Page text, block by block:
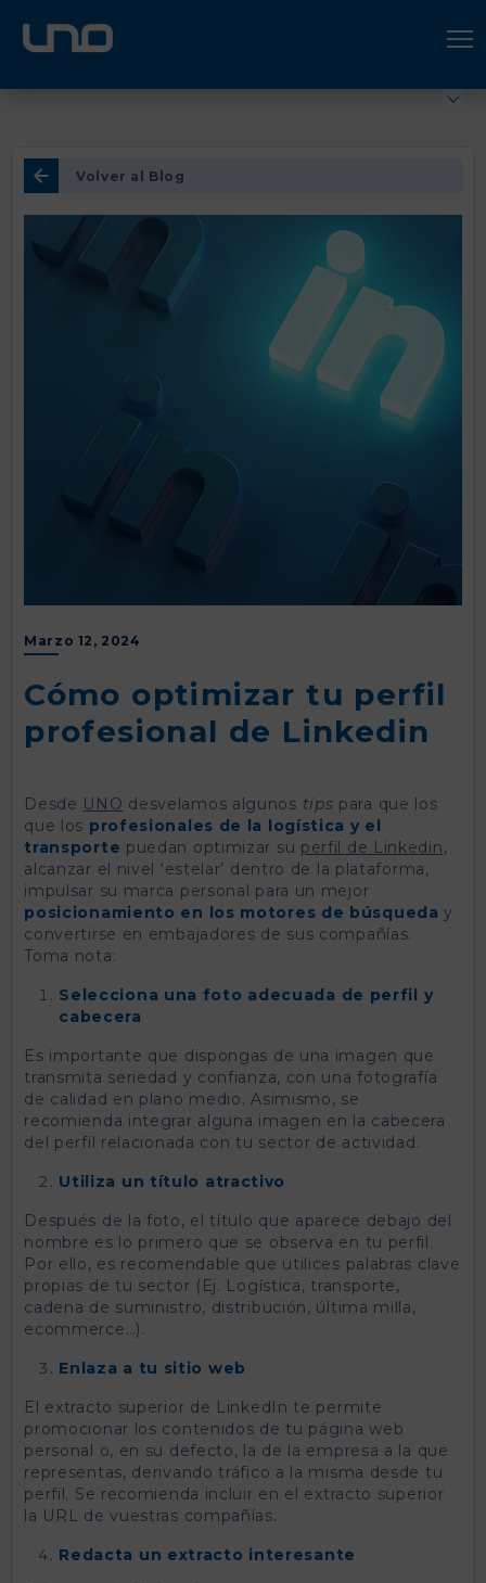
ÚNETE A UNO LOGÍSTICA
Volver al Blog
Marzo 12, 2024
Cómo optimizar tu perfil
profesional de Linkedin
Desde UNO desvelamos algunos tips para que los
que los profesionales de la logística y el
transporte puedan optimizar su perfil de Linkedin,
alcanzar el nivel ‘estelar’ dentro de la plataforma,
impulsar su marca personal para un mejor
posicionamiento en los motores de búsqueda y
convertirse en embajadores de sus compañías.
Toma nota:
Selecciona una foto adecuada de perfil y
cabecera
Es importante que dispongas de una imagen que
transmita seriedad y confianza, con una fotografía
de calidad en plano medio. Asimismo, se
recomienda integrar alguna imagen en la cabecera
del perfil relacionada con tu sector de actividad.
Utiliza un título atractivo
Después de la foto, el título que aparece debajo del
nombre es lo primero que se observa en tu perfil.
Por ello, es recomendable que utilices palabras clave
propias de tu sector (Ej. Logística, transporte,
cadena de suministro, distribución, última milla,
ecommerce…).
Enlaza a tu sitio web
El extracto superior de LinkedIn te permite
promocionar los contenidos de tu página web
personal o, en su defecto, la de la empresa a la que
representas, derivando tráfico a la misma desde tu
perfil. Se recomienda incluir en el extracto superior
la URL de vuestras compañías.
Redacta un extracto interesante